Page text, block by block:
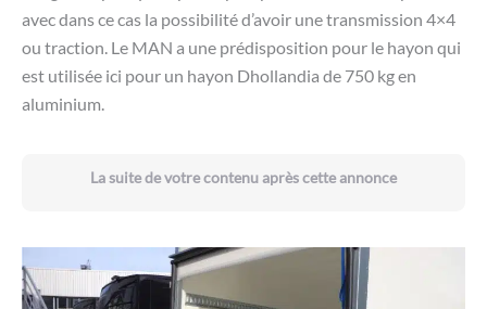
avec dans ce cas la possibilité d’avoir une transmission 4×4
ou traction. Le MAN a une prédisposition pour le hayon qui
est utilisée ici pour un hayon Dhollandia de 750 kg en
aluminium.
La suite de votre contenu après cette annonce